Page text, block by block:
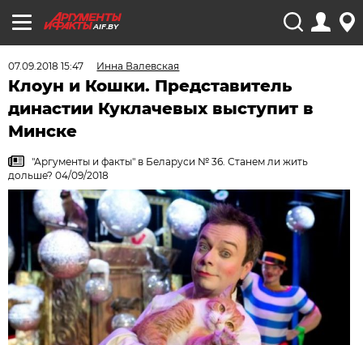
AIF.BY
07.09.2018 15:47 Инна Валевская
Клоун и Кошки. Представитель
династии Куклачевых выступит в
Минске
"Аргументы и факты" в Беларуси № 36. Станем ли жить
дольше? 04/09/2018